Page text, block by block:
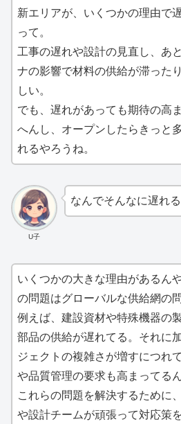
新エリアが、いくつかの理由で
って。
工事の遅れや設計の見直し、あ
ナの影響で材料の供給が滞った
しい。
でも、遅れがあっても期待の高
へんし、オープンしたらきっと
れるやろうね。
U子
なんでそんなに遅れ
いくつかの大きな理由があるん
の問題はグローバルな供給網の
例えば、建設資材や特殊機器の
部品の供給が遅れてる。それに
ジェクトの複雑さが増すにつれ
や品質管理の要求も高まってるん
これらの問題を解決するために
や設計チームが頑張って対応策